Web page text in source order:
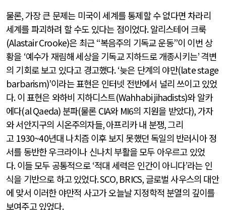
물론,가장 큰 문제는 미국이 세계를 통제할 수 없다면 차라리
세계를 파괴하려 할 수도 있다는 점이었다.알리스테어 크룩
(Alastair Crooke)은 최근“복음주의 기독교 운동”이 이번 상
황을 ‘예수가 재림해 세상을 기독교 지하드로 개종시키는’격변
의 기회로 보고 있다고 경고했다. ‘늦은 단계의 야만(late stage
barbarism)’이라는 표현은 인터넷 전반에서 널리 쓰이고 있었
다.이 표현은 와하비 지하디스트(Wahhabi jihadists)와 알카
에다(al Qaeda) 분파(물론 CIA와 MI6의 지원을 받았다),가자
와 서안지구의 시온주의자들,아프리카 내 분쟁,그리
고 1930~40년대 나치즘 이후 보지 못했던 독일의 반러시아 정
서를 동반한 우크라이나 신나치 부활을 모두 아우르고 있었
다.이들 모두 공통적으로‘적대 세력은 인간이 아니다’라는 인
식을 기반으로 하고 있었다. SCO, BRICS,글로벌 사우스의 대안
에 맞서 이러한 야만적 사고가 오늘날 지정학적 분열의 깊이를
보여주고 있었다.